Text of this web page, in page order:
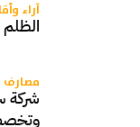
آراء
الظلم
مصارف
شركة